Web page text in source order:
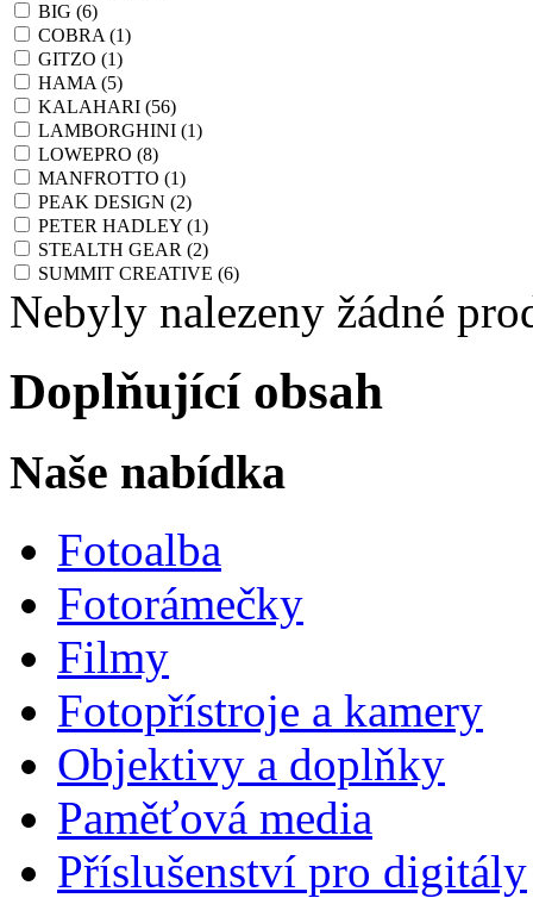
BIG (6)
COBRA(1)
GITZO (1)
HAMA(5)
KALAHARI (56)
LAMBORGHINI (1)
LOWEPRO (8)
MANFROTTO (1)
PEAK DESIGN (2)
PETER HADLEY (1)
STEALTH GEAR (2)
SUMMIT CREATIVE (6)
Nebyly nalezeny žádné
Doplňující obsah
Naše nabídka
Fotoalba
Fotorámečky
Filmy
Fotopřístroje a kamery
Objektivy a doplňky
Paměťová media
Příslušenství pro digitály